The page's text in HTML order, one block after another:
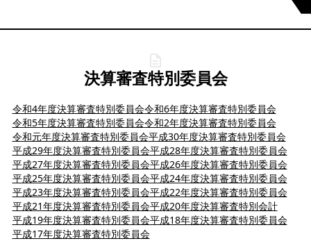
決算審査特別委員会
令和4年度決算審査特別委員会令和6年度決算審査特別委員会
令和5年度決算審査特別委員会令和2年度決算審査特別委員会
令和元年度決算審査特別委員会平成30年度決算審査特別委員会
平成29年度決算審査特別委員会平成28年度決算審査特別委員会
平成27年度決算審査特別委員会平成26年度決算審査特別委員会
平成25年度決算審査特別委員会平成24年度決算審査特別委員会
平成23年度決算審査特別委員会平成22年度決算審査特別委員会
平成21年度決算審査特別委員会平成20年度決算審査特別会計
平成19年度決算審査特別委員会平成18年度決算審査特別委員会
平成17年度決算審査特別委員会